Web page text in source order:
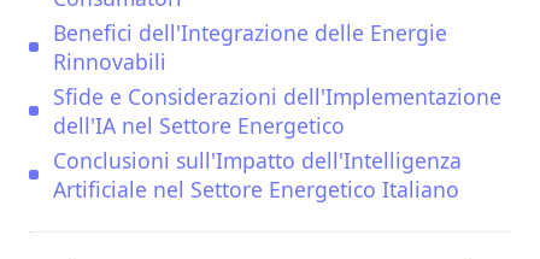
Benefici dell'Integrazione delle Energie
Rinnovabili
Sfide e Considerazioni dell'Implementazione
dell'IA nel Settore Energetico
Conclusioni sull'Impatto dell'Intelligenza
Artificiale nel Settore Energetico Italiano